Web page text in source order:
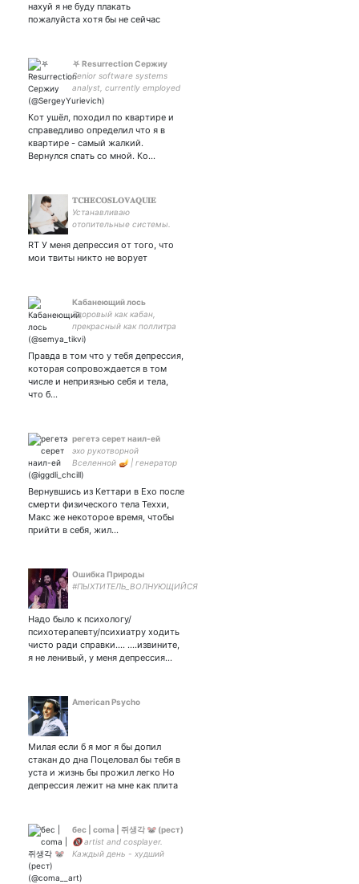
нахуй я не буду плакать
пожалуйста хотя бы не сейчас
⛧ Resurrection Сержиу
Senior software systems
analyst, currently employed
⛧TST. Speaking: Russian,
your base are belong to me
Кот ушёл, походил по квартире и
справедливо определил что я в
квартире - самый жалкий.
Вернулся спать со мной. Ко…
𝐓𝐂𝐇𝐄𝐂𝐎𝐒𝐋𝐎𝐕𝐀𝐐𝐔𝐈𝐄
Устанавливаю
отопительные системы.
RT У меня депрессия от того, что
мои твиты никто не ворует
Кабанеющий лось
Здоровый как кабан,
прекрасный как поллитра
Правда в том что у тебя депрессия,
которая сопровождается в том
числе и неприязнью себя и тела,
что б…
регетэ серет наил-ей
эхо рукотворной
Вселенной 🪔 | генератор
идей 🪶
Вернувшись из Кеттари в Ехо после
смерти физического тела Теххи,
Макс же некоторое время, чтобы
прийти в себя, жил…
Ошибка Природы
#ПЫХТИТЕЛЬ_ВОЛНУЮЩИЙСЯ
Надо было к психологу/
психотерапевту/психиатру ходить
чисто ради справки.... ....извините,
я не ленивый, у меня депрессия...
American Psycho
Милая если б я мог я бы допил
стакан до дна Поцеловал бы тебя в
уста и жизнь бы прожил легко Но
депрессия лежит на мне как плита
бес | coma | 쥐생각 🐭 (рест)
🔞 artist and cosplayer.
Каждый день - худший
🤍